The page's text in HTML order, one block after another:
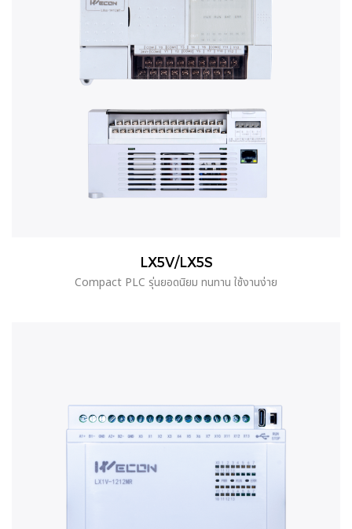
LX5V/LX5S
Compact PLC รุ่นยอดนิยม ทนทาน ใช้งานง่าย